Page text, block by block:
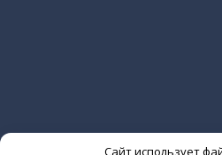
Сайт использует